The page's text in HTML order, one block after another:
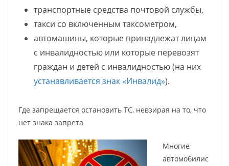
транспортные средства почтовой службы,
такси со включенным таксометром,
автомашины, которые принадлежат лицам
с инвалидностью или которые перевозят
граждан и детей с инвалидностью (на них
устанавливается знак «Инвалид»).
Где запрещается остановить ТС, невзирая на то, что
нет знака запрета
Многие
автомобилис